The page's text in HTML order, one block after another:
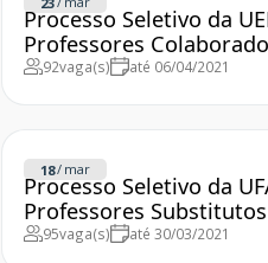
Processo Seletivo da
Professores
92vaga(s) até 06/04/2021
18/ mar
Processo Seletivo da
Professores Substitutos
95vaga(s) até 30/03/2021